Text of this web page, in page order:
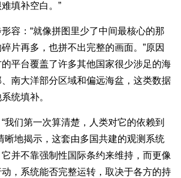
填补空白。”
：“就像拼图里少了中间最核心的那
片再多，也拼不出完整的画面。”原因
平台覆盖了许多其他国家很少涉足的海
南大洋部分区域和偏远海盆，这类数据
统填补。
们第一次算清楚，人类对它的依赖到
晰地揭示，这套由多国共建的观测系统
并不靠强制性国际条约来维持，而更像
，系统能否完整运转，取决于各方的持